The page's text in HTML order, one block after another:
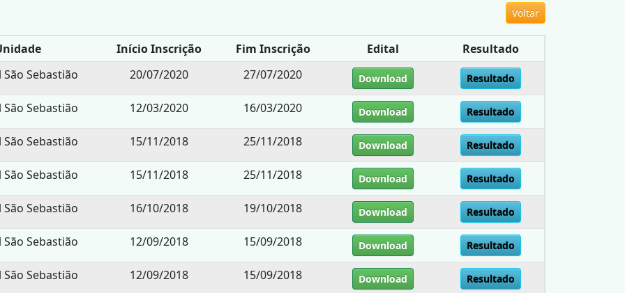
Voltar
Início Inscrição Fim Inscrição Edital
Resultado
Sebastião
20/07/2020 27/07/2020 Download Resultado
Sebastião 12/03/2020 16/03/2020 Download Resultado
Sebastião 15/11/2018 25/11/2018 Download Resultado
Sebastião 15/11/2018 25/11/2018 Download Resultado
Sebastião 16/10/2018 19/10/2018 Download Resultado
Sebastião 12/09/2018 15/09/2018 Download Resultado
Sebastião 12/09/2018 15/09/2018 Download Resultado